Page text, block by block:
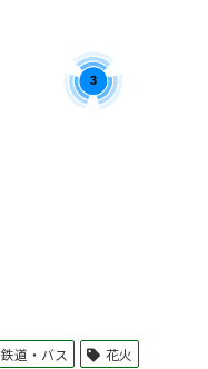
3
鉄道・バス
花火